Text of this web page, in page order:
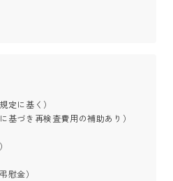
定に基く）
基づき再検査費用の補助あり）
慰金）